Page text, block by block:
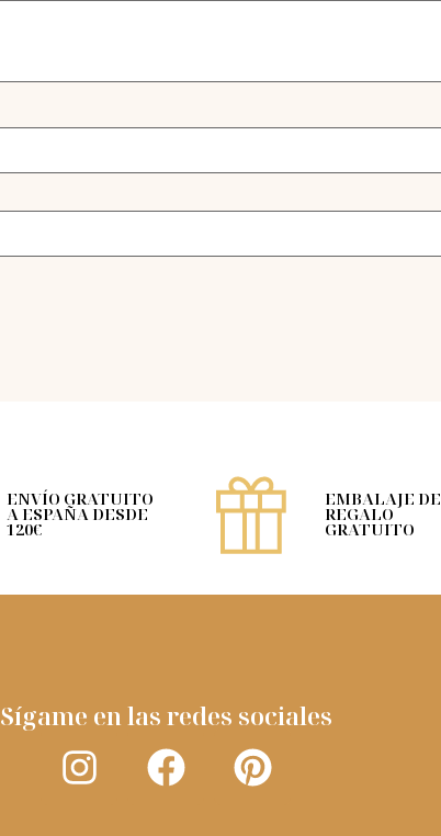
ENVÍO GRATUITO
A ESPAÑA DESDE
120€
EMBALAJE DE
REGALO
GRATUITO
Sígame en las redes sociales